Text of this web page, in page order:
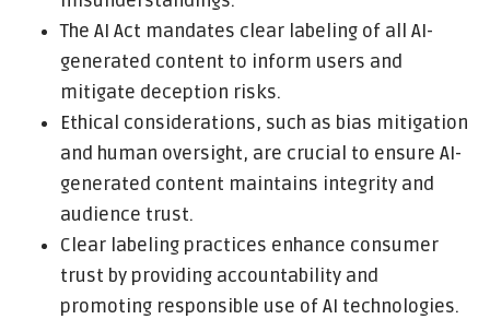
The AI Act mandates clear labeling of all AI-
generated content to inform users and
mitigate deception risks.
Ethical considerations, such as bias mitigation
and human oversight, are crucial to ensure AI-
generated content maintains integrity and
audience trust.
Clear labeling practices enhance consumer
trust by providing accountability and
promoting responsible use of AI technologies.